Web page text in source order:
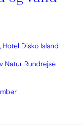
Hotel Disko Island
Natur Rundrejse